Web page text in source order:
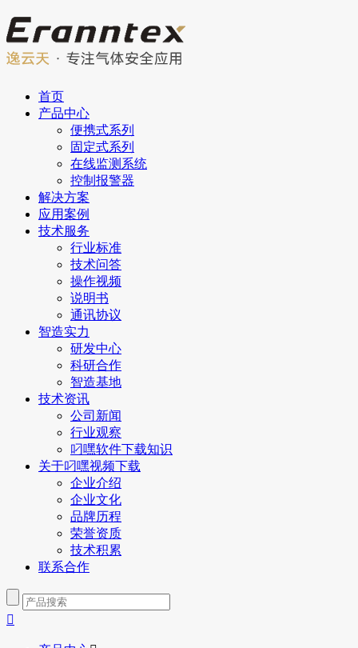
首页
产品中心
便携式系列
固定式系列
在线监测系统
控制报警器
解决方案
应用案例
技术服务
行业标准
技术问答
操作视频
说明书
通讯协议
智造实力
研发中心
科研合作
智造基地
技术资讯
公司新闻
行业观察
叼嘿软件下载知识
关于叼嘿视频下载
企业介绍
企业文化
品牌历程
荣誉资质
技术积累
联系合作
